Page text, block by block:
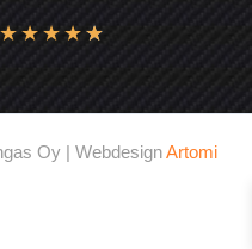
★ ★★ ★ ★
Oy | WebdesignArtomi